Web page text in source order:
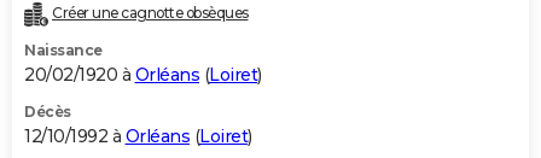
Créer une cagnotte obsèques
Naissance
20/02/1920 à Orléans (Loiret)
Décès
12/10/1992 à Orléans (Loiret)